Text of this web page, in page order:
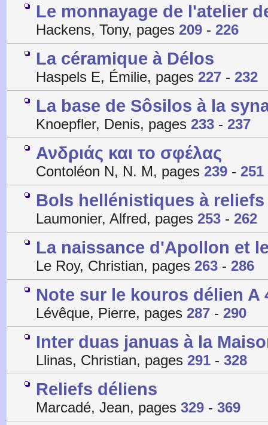
Le monnayage de l'atelier
Hackens, Tony, pages 209 - 226
La céramique à Délos
Haspels E, Émilie, pages 227 - 232
La base de Sôsilos à la
Knoepfler, Denis, pages 233 - 237
Ανδριάς και το σφέλας
Contoléon N, N. M, pages 239 - 251
Bols hellénistiques à
Laumonier, Alfred, pages 253 - 262
La naissance d'Apollon et
Le Roy, Christian, pages 263 - 286
Note sur le kouros délien A
Lévêque, Pierre, pages 287 - 290
Inter duas januas à la
Llinas, Christian, pages 291 - 328
Reliefs déliens
Marcadé, Jean, pages 329 - 369